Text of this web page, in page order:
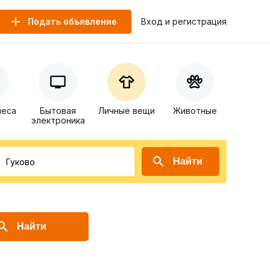
Подать объявление Вход и регистрация
Бытовая
электроника
Личные вещи Животные
Найти
Найти